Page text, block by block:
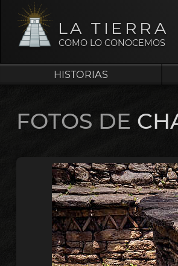
LA TIERRA
COMO LO CONOCEMOS
HISTORIAS
FOTOS DE